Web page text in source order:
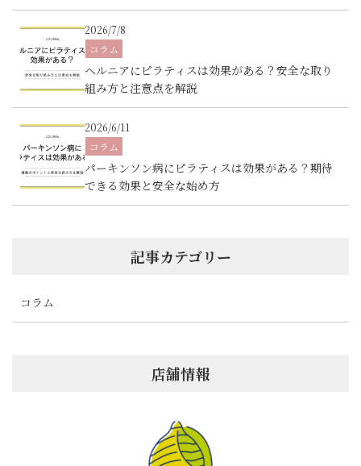
2026/7/8
コラム
ヘルニアにピラティスは効果がある？安全な取り
組み方と注意点を解説
2026/6/11
コラム
パーキンソン病にピラティスは効果がある？期待
できる効果と安全な始め方
記事カテゴリー
コラム
店舗情報